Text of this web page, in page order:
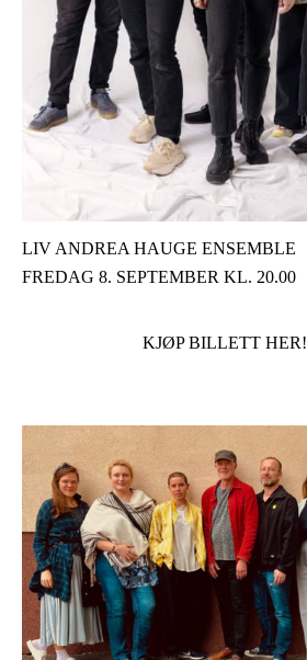
LIV ANDREA HAUGE ENSEMBLE
FREDAG 8. SEPTEMBER KL. 20.00
KJØP BILLETT HER!